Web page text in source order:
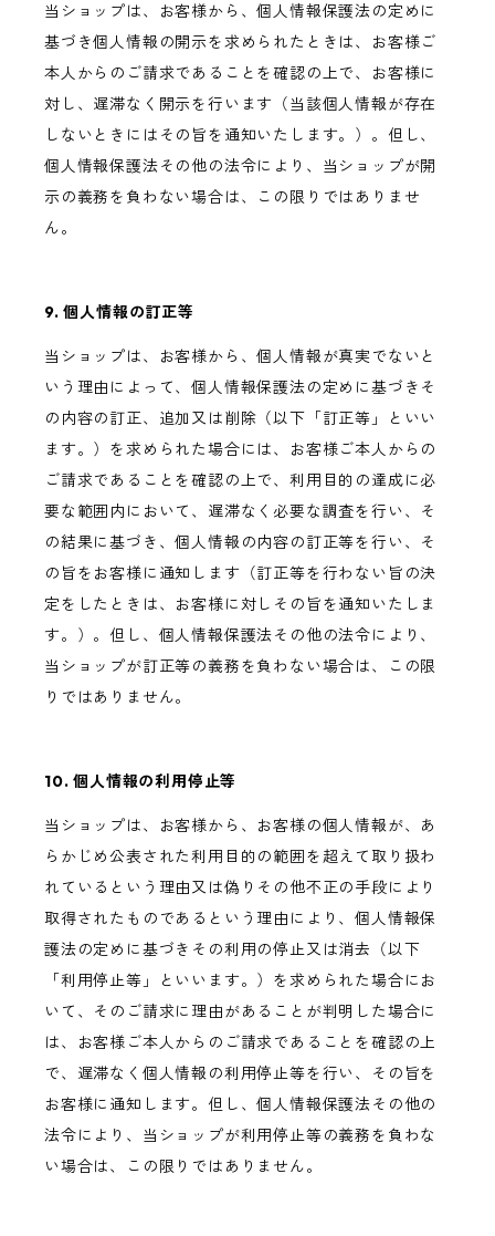
当ショップは、お客様から、個人情報保護法の定めに
基づき個人情報の開示を求められたときは、お客様ご
本人からのご請求であることを確認の上で、お客様に
対し、遅滞なく開示を行います（当該個人情報が存在
しないときにはその旨を通知いたします。）。但し、
個人情報保護法その他の法令により、当ショップが開
示の義務を負わない場合は、この限りではありませ
ん。
9. 個人情報の訂正等
当ショップは、お客様から、個人情報が真実でないと
いう理由によって、個人情報保護法の定めに基づきそ
の内容の訂正、追加又は削除（以下「訂正等」といい
ます。）を求められた場合には、お客様ご本人からの
ご請求であることを確認の上で、利用目的の達成に必
要な範囲内において、遅滞なく必要な調査を行い、そ
の結果に基づき、個人情報の内容の訂正等を行い、そ
の旨をお客様に通知します（訂正等を行わない旨の決
定をしたときは、お客様に対しその旨を通知いたしま
す。）。但し、個人情報保護法その他の法令により、
当ショップが訂正等の義務を負わない場合は、この限
りではありません。
10. 個人情報の利用停止等
当ショップは、お客様から、お客様の個人情報が、あ
らかじめ公表された利用目的の範囲を超えて取り扱わ
れているという理由又は偽りその他不正の手段により
取得されたものであるという理由により、個人情報保
護法の定めに基づきその利用の停止又は消去（以下
「利用停止等」といいます。）を求められた場合にお
いて、そのご請求に理由があることが判明した場合に
は、お客様ご本人からのご請求であることを確認の上
で、遅滞なく個人情報の利用停止等を行い、その旨を
お客様に通知します。但し、個人情報保護法その他の
法令により、当ショップが利用停止等の義務を負わな
い場合は、この限りではありません。